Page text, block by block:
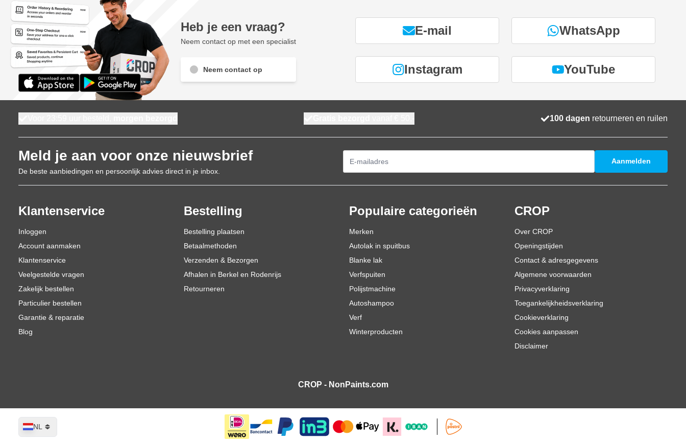
Heb je een vraag?
Neem contact op met een specialist
Neem contact op
E-mail WhatsApp
Instagram YouTube
100 dagen retourneren en ruilen
Meld je aan voor onze nieuwsbrief
De beste aanbiedingen en persoonlijk advies direct in je inbox.
Aanmelden
Klantenservice
Inloggen
Account aanmaken
Klantenservice
Veelgestelde vragen
Zakelijk bestellen
Particulier bestellen
Garantie & reparatie
Blog
Bestelling
Bestelling plaatsen
Betaalmethoden
Verzenden & Bezorgen
Afhalen in Berkel en Rodenrijs
Retourneren
Populaire categorieën
Merken
Autolak in spuitbus
Blanke lak
Verfspuiten
Polijstmachine
Autoshampoo
Verf
Winterproducten
CROP
Over CROP
Openingstijden
Contact & adresgegevens
Algemene voorwaarden
Privacyverklaring
Toegankelijkheidsverklaring
Cookieverklaring
Cookies aanpassen
Disclaimer
CROP - NonPaints.com
Taal
NL